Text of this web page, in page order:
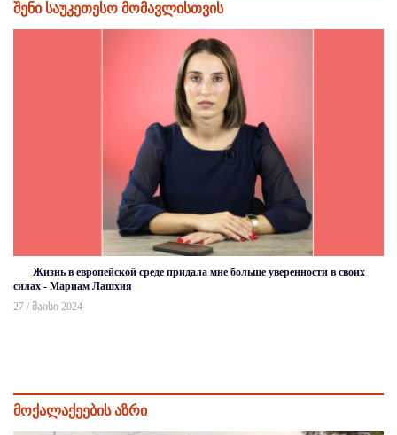
შენი საუკეთესო მომავლისთვის
Жизнь в европейской среде придала мне больше уверенности в своих
силах - Мариам Лашхия
27 / მაისი 2024
მოქალაქეების აზრი